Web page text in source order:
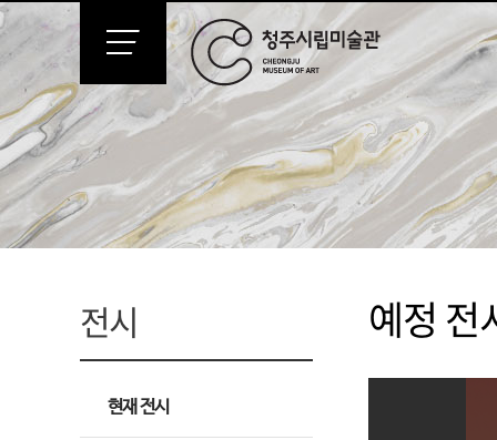
전시
현재 전시
예정 전